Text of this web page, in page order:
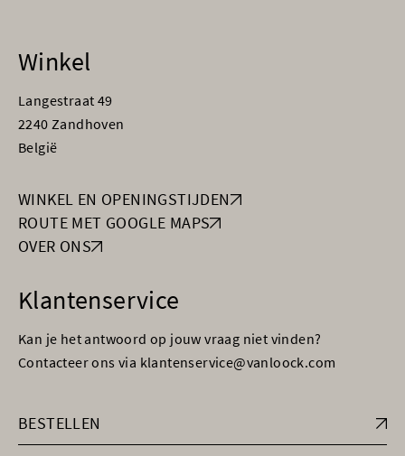
Winkel
Langestraat 49
2240 Zandhoven
België
WINKEL EN OPENINGSTIJDEN
ROUTE MET GOOGLE MAPS
OVER ONS
Klantenservice
Kan je het antwoord op jouw vraag niet vinden?
Contacteer ons via klantenservice@vanloock.com
BESTELLEN